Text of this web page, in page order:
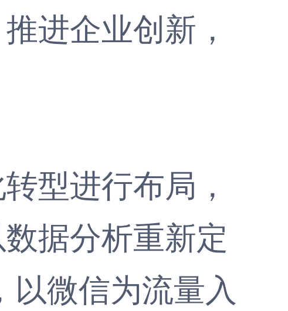
进企业创新，
型进行布局，
据分析重新定
微信为流量入